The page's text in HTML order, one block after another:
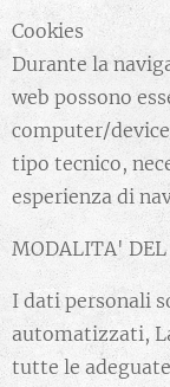
Cookies
Durante la
web possono
computer/
tipo tecnico,
esperienza di
MODALITA'
I dati personali
automatizzati,
tutte le